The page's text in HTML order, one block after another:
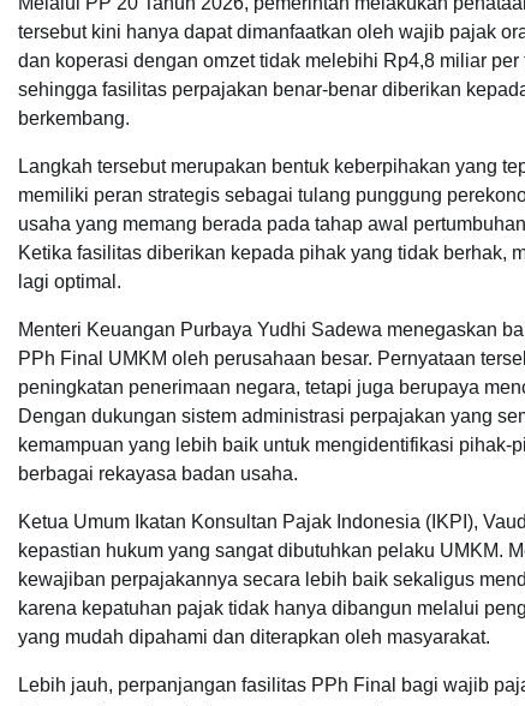
tersebut kini hanya dapat dimanfaatkan oleh wajib pajak
dan koperasi dengan omzet tidak melebihi Rp4,8 miliar
sehingga fasilitas perpajakan benar-benar diberikan
berkembang.
Langkah tersebut merupakan bentuk keberpihakan yang
memiliki peran strategis sebagai tulang punggung
usaha yang memang berada pada tahap awal
Ketika fasilitas diberikan kepada pihak yang tidak berhak,
lagi optimal.
Menteri Keuangan Purbaya Yudhi Sadewa menegaskan
PPh Final UMKM oleh perusahaan besar. Pernyataan
peningkatan penerimaan negara, tetapi juga berupaya
Dengan dukungan sistem administrasi perpajakan yang
kemampuan yang lebih baik untuk mengidentifikasi
berbagai rekayasa badan usaha.
Ketua Umum Ikatan Konsultan Pajak Indonesia (IKPI),
kepastian hukum yang sangat dibutuhkan pelaku UMKM.
kewajiban perpajakannya secara lebih baik sekaligus
karena kepatuhan pajak tidak hanya dibangun melalui
yang mudah dipahami dan diterapkan oleh masyarakat.
Lebih jauh, perpanjangan fasilitas PPh Final bagi wajib